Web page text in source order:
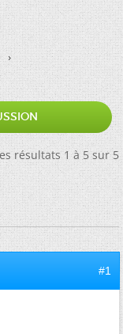
résultats 1 à 5 sur 5
#1